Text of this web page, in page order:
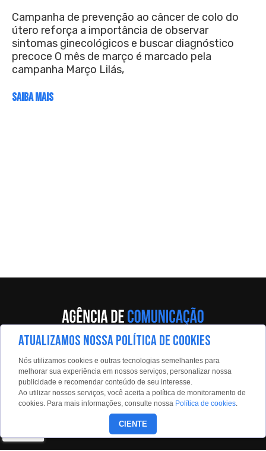
Campanha de prevenção ao câncer de colo do
útero reforça a importância de observar
sintomas ginecológicos e buscar diagnóstico
precoce O mês de março é marcado pela
campanha Março Lilás,
SAIBA MAIS
Av. Eng. Caetano Álvares, 55 - 5º andar
Limão, São Paulo, 02598-900
Contato:
estadaoconteudo@estadao.com
(11)99350-0439
ATUALIZAMOS NOSSA POLÍTICA DE COOKIES
Nós utilizamos cookies e outras tecnologias semelhantes para
melhorar sua experiência em nossos serviços, personalizar nossa
publicidade e recomendar conteúdo de seu interesse.
Ao utilizar nossos serviços, você aceita a política de monitoramento de
cookies. Para mais informações, consulte nossa Política de cookies.
CIENTE